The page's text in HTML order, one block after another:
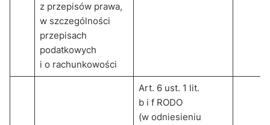
z przepisów prawa,
w szczególności
przepisach
podatkowych
i o rachunkowości
Art. 6 ust. 1 lit.
b i f RODO
(w odniesieniu